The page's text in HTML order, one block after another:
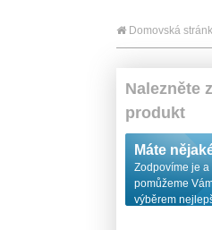
Domovská
Nalezněte
produkt
Máte
Zodpovíme je a
pomůžeme
výběrem